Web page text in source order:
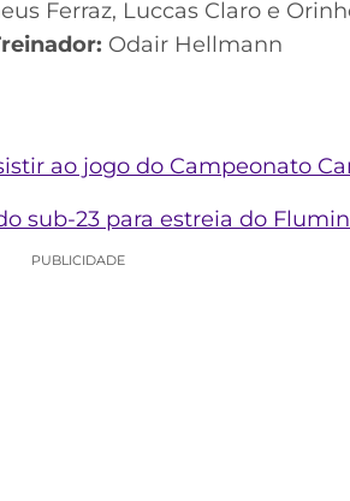
Ferraz, Luccas Claro e
Odair Hellmann
ao jogo do Campeonato
sub-23 para estreia do
PUBLICIDADE